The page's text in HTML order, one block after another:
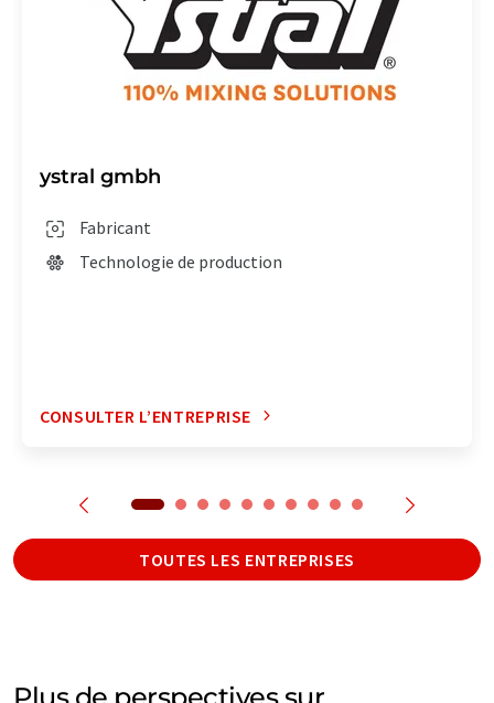
ystral gmbh
Fabricant
Technologie de production
CONSULTER L’ENTREPRISE
TOUTES LES ENTREPRISES
Plus de perspectives sur